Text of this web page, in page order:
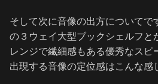
そして次に音像の出方についてで
の３ウェイ大型ブックシェルフと
レンジで繊細感もある優秀なスピ
出現する音像の定位感はこんな感